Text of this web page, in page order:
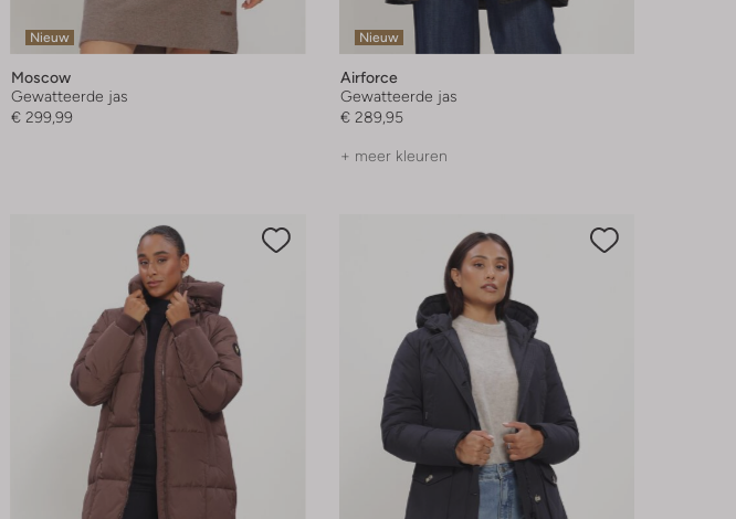
Nieuw
Moscow
Gewatteerde jas
€ 299,99
Nieuw
Airforce
Gewatteerde jas
€ 289,95
+ meer kleuren